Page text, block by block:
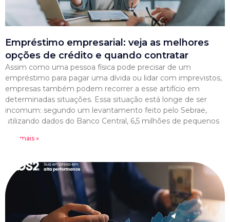
Empréstimo empresarial: veja as melhores
opções de crédito e quando contratar
Assim como uma pessoa física pode precisar de um
empréstimo para pagar uma dívida ou lidar com imprevistos,
empresas também podem recorrer a esse artifício em
determinadas situações. Essa situação está longe de ser
incomum: segundo um levantamento feito pelo Sebrae,
utilizando dados do Banco Central, 6,5 milhões de pequenos
Leia mais »